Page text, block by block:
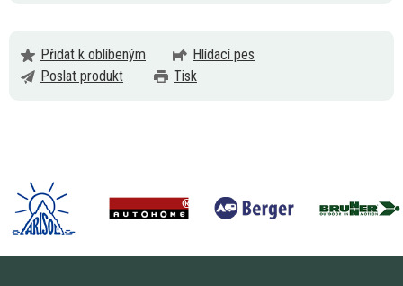
Přidat k oblíbeným
Hlídací pes
Poslat produkt
Tisk